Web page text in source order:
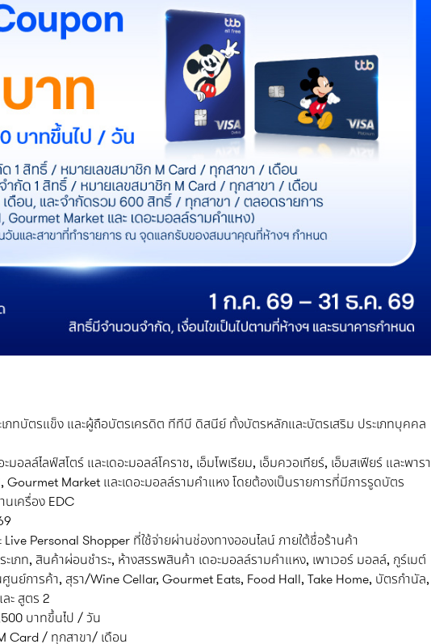
ทบัตรแข็ง และผู้ถือบัตรเครดิต ทีทีบี ดิสนีย์ ทั้งบัตรหลักและบัตรเสริม ประเภทบุคคล
อลล์ไลฟ์สโตร์ และเดอะมอลล์โคราช, เอ็มโพเรียม, เอ็มควอเทียร์, เอ็มสเฟียร์ และพารา
Market และเดอะมอลล์รามคำแหง โดยต้องเป็นรายการที่มีการรูดบัตร
เครื่อง EDC
Personal Shopper ที่ใช้จ่ายผ่านช่องทางออนไลน์ ภายใต้ชื่อร้านค้า
เภท, สินค้าผ่อนชำระ, ห้างสรรพสินค้า เดอะมอลล์รามคำแหง, เพาเวอร์ มอลล์, กูร์เมต์
ศูนย์การค้า, สุรา/Wine Cellar, Gourmet Eats, Food Hall, Take Home, บัตรกำนัล,
ะ สูตร 2
บาทขึ้นไป / วัน
Card / ทุกสาขา/ เดือน